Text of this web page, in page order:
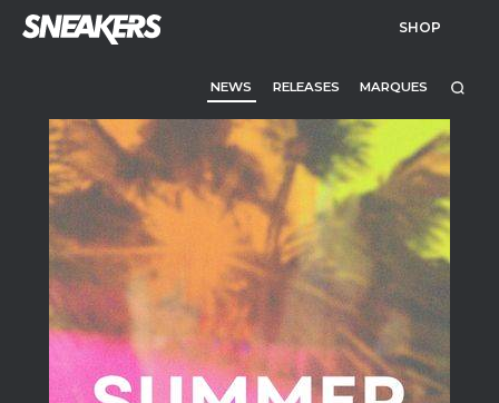
SHOP
NEWS RELEASES MARQUES